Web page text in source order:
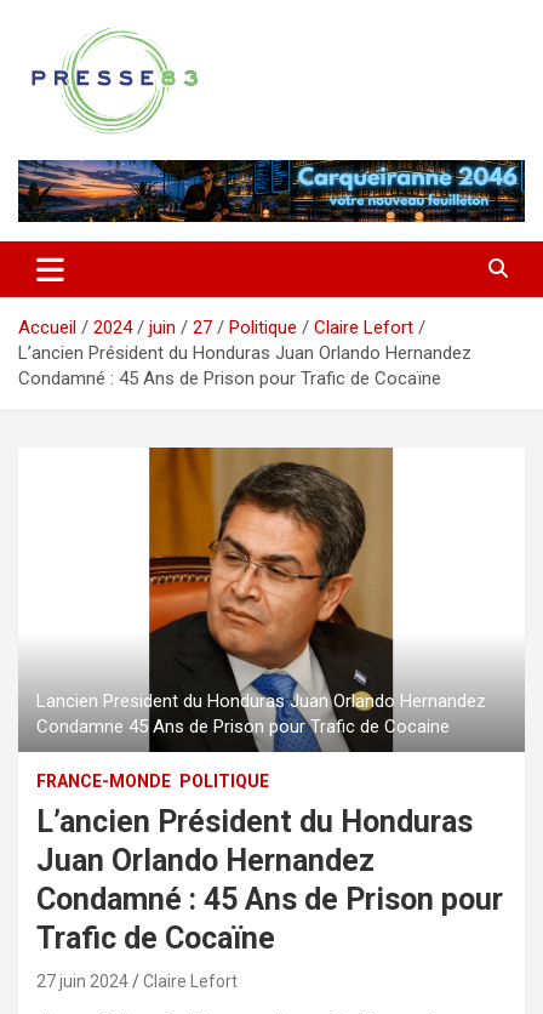
contenu
Presse 83
Accueil 2024 juin 27 Politique
Claire Lefort
L’ancien Président du Honduras Juan Orlando Hernandez
Condamné : 45 Ans de Prison pour Trafic de Cocaïne
Lancien President du Honduras Juan Orlando Hernandez
Condamne 45 Ans de Prison pour Trafic de Cocaine
FRANCE-MONDE POLITIQUE
L’ancien Président du Honduras
Juan Orlando Hernandez
Condamné : 45 Ans de Prison pour
Trafic de Cocaïne
27 juin 2024 Claire Lefort